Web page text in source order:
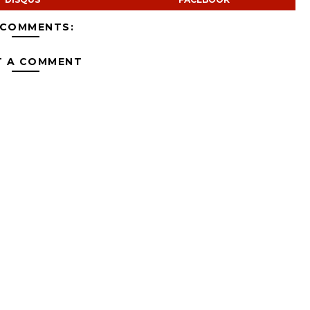
A COMMENT